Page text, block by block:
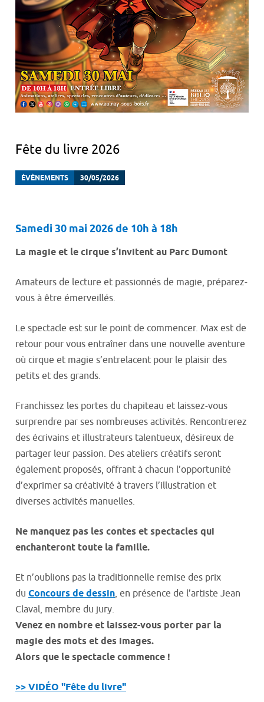
Fête du livre 2026
ÉVÈNEMENTS 30/05/2026
Samedi 30 mai 2026 de 10h à 18h
La magie et le cirque s’invitent au Parc Dumont
Amateurs de lecture et passionnés de magie, préparez-
vous à être émerveillés.
Le spectacle est sur le point de commencer. Max est de
retour pour vous entraîner dans une nouvelle aventure
où cirque et magie s’entrelacent pour le plaisir des
petits et des grands.
Franchissez les portes du chapiteau et laissez-vous
surprendre par ses nombreuses activités. Rencontrerez
des écrivains et illustrateurs talentueux, désireux de
partager leur passion. Des ateliers créatifs seront
également proposés, offrant à chacun l’opportunité
d’exprimer sa créativité à travers l’illustration et
diverses activités manuelles.
Ne manquez pas les contes et spectacles qui
enchanteront toute la famille.
Et n’oublions pas la traditionnelle remise des prix
du Concours de dessin, en présence de l’artiste Jean
Claval, membre du jury.
Venez en nombre et laissez-vous porter par la
magie des mots et des images.
Alors que le spectacle commence !
>> VIDÉO "Fête du livre"